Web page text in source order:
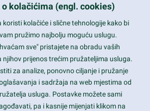
much more...
Mountain View, CA 94043
o kolačićima (engl. cookies)
koristi kolačiće i slične tehnologije kako bi
pružimo najbolju moguću uslugu.
sve" pristajete na obradu vaših
njihov prijenos trećim pružateljima usluga.
za analize, ponovno ciljanje i pružanje
i sadržaja na web mjestima od
usluga. Postavke možete sami
pa i kasnije mijenjati klikom na